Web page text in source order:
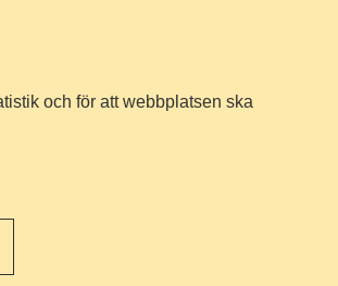
och för att webbplatsen ska